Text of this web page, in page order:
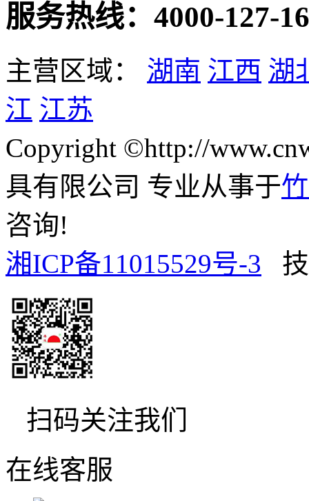
服务热线：4000-127-
主营区域： 湖南 江西 湖
江 江苏
Copyright ©http://
具有限公司 专业从事于
咨询!
湘ICP备11015529号-3
扫码关注我们
在线客服